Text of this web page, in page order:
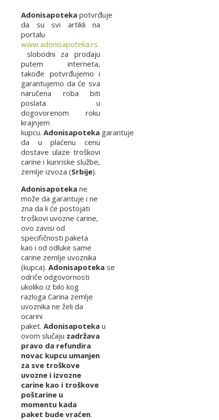
Adonisapoteka potvrđuje
da su svi artikli na
portalu
www.adonisapoteka.rs
slobodni za prodaju
putem interneta,
takođe potvrđujemo i
garantujemo da će sva
naručena roba biti
poslata u
dogovorenom roku
krajnjem
kupcu. Adonisapoteka garantuje
da u plaćenu cenu
dostave ulaze troškovi
carine i kuririske službe,
zemlje izvoza (Srbije).
Adonisapoteka ne
može da garantuje i ne
zna da li će postojati
troškovi uvozne carine,
ovo zavisi od
specifičnosti paketa
kao i od odluke same
carine zemlje uvoznika
(kupca). Adonisapoteka se
odriče odgovornosti
ukoliko iz bilo kog
razloga Carina zemlje
uvoznika ne želi da
ocarini
paket. Adonisapoteka u
ovom slučaju zadržava
pravo da refundira
novac kupcu umanjen
za sve troškove
uvozne i izvozne
carine kao i troškove
poštarine u
momentu kada
paket bude vraćen.